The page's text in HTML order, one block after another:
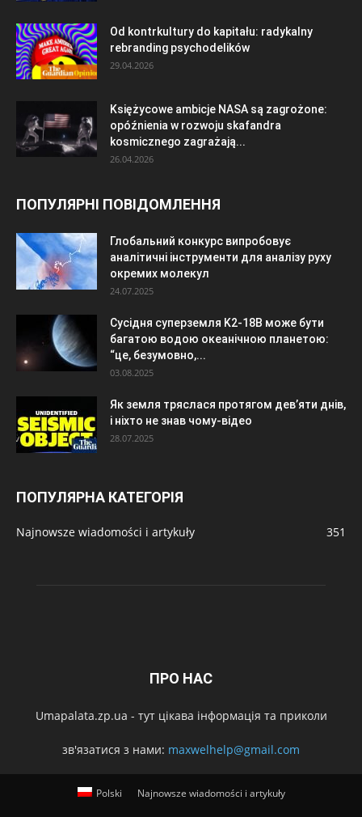
Od kontrkultury do kapitału: radykalny
rebranding psychodelików
29.04.2026
Księżycowe ambicje NASA są zagrożone:
opóźnienia w rozwoju skafandra
kosmicznego zagrażają...
26.04.2026
ПОПУЛЯРНІ ПОВІДОМЛЕННЯ
Глобальний конкурс випробовує
аналітичні інструменти для аналізу руху
окремих молекул
24.07.2025
Сусідня суперземля K2-18B може бути
багатою водою океанічною планетою:
“це, безумовно,...
03.08.2025
Як земля тряслася протягом дев’яти днів,
і ніхто не знав чому-відео
28.07.2025
ПОПУЛЯРНА КАТЕГОРІЯ
Najnowsze wiadomości i artykuły 351
ПРО НАС
Umapalata.zp.ua - тут цікава інформація та приколи
зв'язатися з нами: maxwelhelp@gmail.com
Polski Najnowsze wiadomości i artykuły